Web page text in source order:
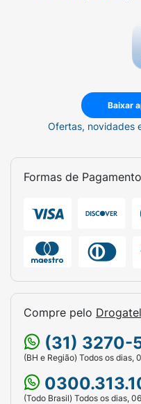
Baixar
Ofertas, novidades
Formas de Pagamento
Compre pelo Drogatel
(31) 3270-
(BH e Região) Todos os dias,
(Todo Brasil) Todos os dias,